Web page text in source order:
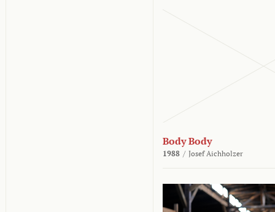
Body Body
1988 / Josef Aichholzer